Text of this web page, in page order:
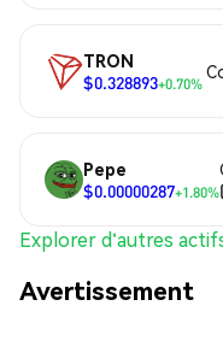
TRON
$0.328893+0.70%
Pepe
$0.00000287+1.80%
Explorer d'autres
Avertissement